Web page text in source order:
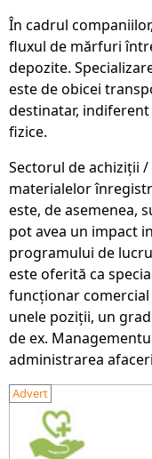
În cadrul
fluxul de mărfuri
depozite.
este de obicei
destinatar,
fizice.
Sectorul de achiziții
materialelor
este, de asemenea,
pot avea un impact
programului de
este oferită ca
funcționar
unele poziții, un
de ex.
administrarea
Advert